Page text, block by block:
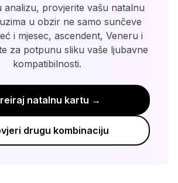
analizu, provjerite vašu natalnu
u obzir ne samo sunčeve
i mjesec, ascendent, Veneru i
za potpunu sliku vaše ljubavne
kompatibilnosti.
natalnu kartu →
drugu kombinaciju